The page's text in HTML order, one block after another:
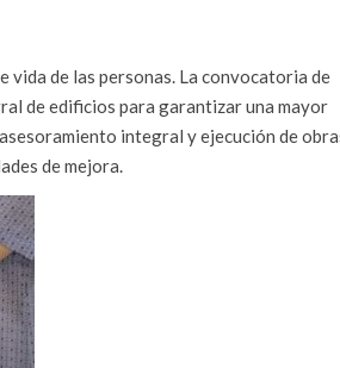
vida de las personas. La convocatoria de
de edificios para garantizar una mayor
integral y ejecución de
de mejora.